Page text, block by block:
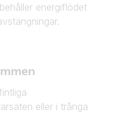
energiflödet
eller i trånga